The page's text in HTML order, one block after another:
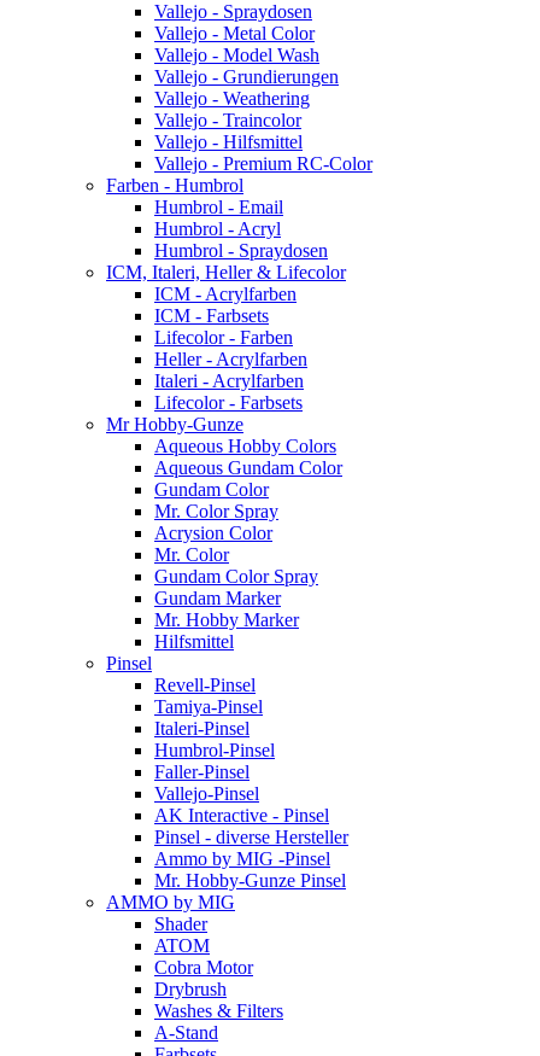
Vallejo - Spraydosen
Vallejo - Metal Color
Vallejo - Model Wash
Vallejo - Grundierungen
Vallejo - Weathering
Vallejo - Traincolor
Vallejo - Hilfsmittel
Vallejo - Premium RC-Color
Farben - Humbrol
Humbrol - Email
Humbrol - Acryl
Humbrol - Spraydosen
ICM, Italeri, Heller & Lifecolor
ICM - Acrylfarben
ICM - Farbsets
Lifecolor - Farben
Heller - Acrylfarben
Italeri - Acrylfarben
Lifecolor - Farbsets
Mr Hobby-Gunze
Aqueous Hobby Colors
Aqueous Gundam Color
Gundam Color
Mr. Color Spray
Acrysion Color
Mr. Color
Gundam Color Spray
Gundam Marker
Mr. Hobby Marker
Hilfsmittel
Pinsel
Revell-Pinsel
Tamiya-Pinsel
Italeri-Pinsel
Humbrol-Pinsel
Faller-Pinsel
Vallejo-Pinsel
AK Interactive - Pinsel
Pinsel - diverse Hersteller
Ammo by MIG -Pinsel
Mr. Hobby-Gunze Pinsel
AMMO by MIG
Shader
ATOM
Cobra Motor
Drybrush
Washes & Filters
A-Stand